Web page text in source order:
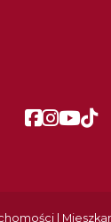
Facebook
Facebook
|